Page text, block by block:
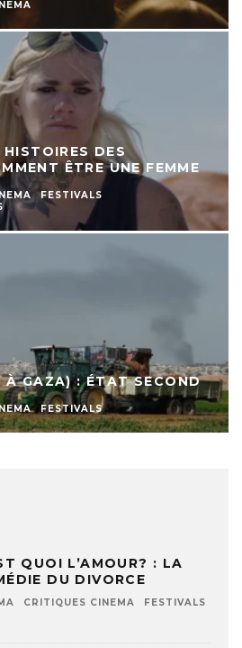
DES
ÊTRE UNE FEMME
FESTIVALS
À GAZA) : ÉTAT SECOND
FESTIVALS
QUOI L’AMOUR? : LA
DU DIVORCE
CRITIQUES CINEMA FESTIVALS